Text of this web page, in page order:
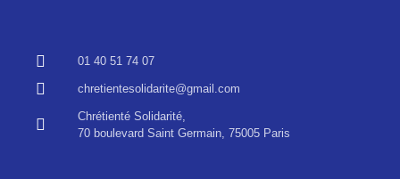
01 40 51 74 07
chretientesolidarite@gmail.com
Chrétienté Solidarité,
70 boulevard Saint Germain, 75005 Paris